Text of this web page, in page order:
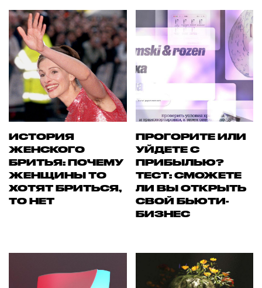
ИСТОРИЯ
ЖЕНСКОГО
БРИТЬЯ: ПОЧЕМУ
ЖЕНЩИНЫ ТО
ХОТЯТ БРИТЬСЯ,
ТО НЕТ
ПРОГОРИТЕ ИЛИ
УЙДЕТЕ С
ПРИБЫЛЬЮ?
ТЕСТ: СМОЖЕТЕ
ЛИ ВЫ ОТКРЫТЬ
СВОЙ БЬЮТИ-
БИЗНЕС